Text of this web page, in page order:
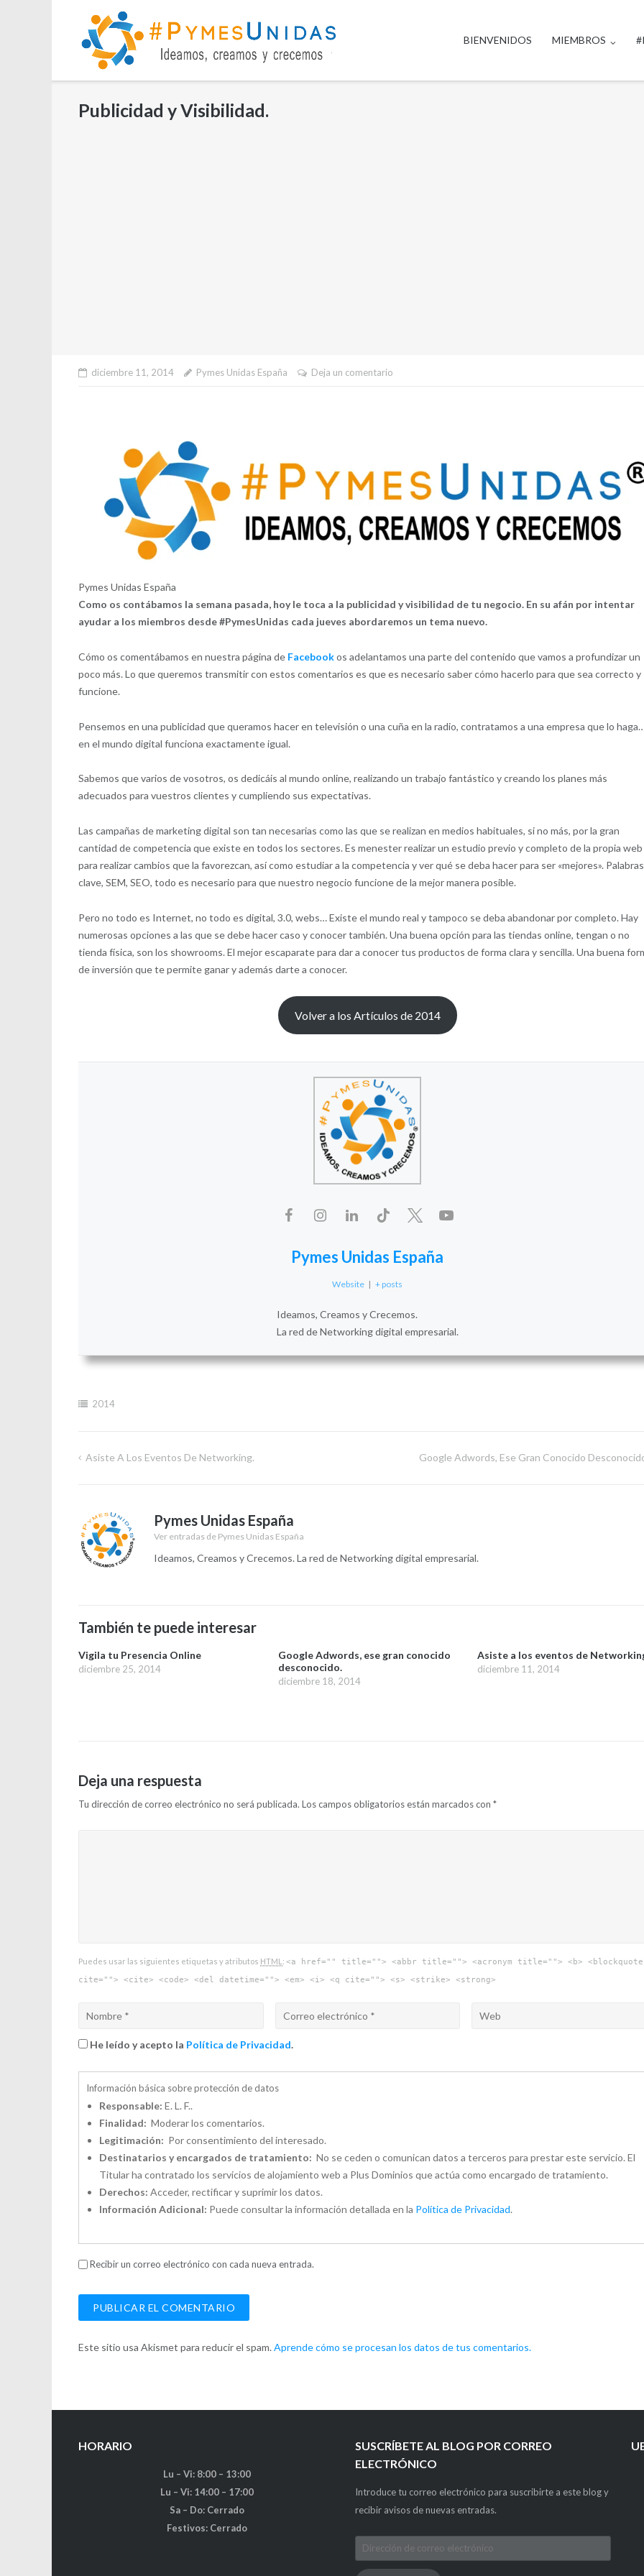
contenido
BIENVENIDOS MIEMBROS
Publicidad y Visibilidad.
diciembre 11, 2014 Pymes Unidas España Deja un comentario
Pymes Unidas España
Como os contábamos la semana pasada, hoy le toca a la publicidad y visibilidad de tu negocio. En su afán por intentar
ayudar a los miembros desde #PymesUnidas cada jueves abordaremos un tema nuevo.
Cómo os comentábamos en nuestra página de Facebookos adelantamos una parte del contenido que vamos a profundizar un
poco más. Lo que queremos transmitir con estos comentarios es que es necesario saber cómo hacerlo para que sea correcto y
funcione.
Pensemos en una publicidad que queramos hacer en televisión o una cuña en la radio, contratamos a una empresa que lo
en el mundo digital funciona exactamente igual.
Sabemos que varios de vosotros, os dedicáis al mundo online, realizando un trabajo fantástico y creando los planes más
adecuados para vuestros clientes y cumpliendo sus expectativas.
Las campañas de marketing digital son tan necesarias como las que se realizan en medios habituales, si no más, por la gran
cantidad de competencia que existe en todos los sectores. Es menester realizar un estudio previo y completo de la propia web
para realizar cambios que la favorezcan, así como estudiar a la competencia y ver qué se deba hacer para ser «mejores». Palabras
clave, SEM, SEO, todo es necesario para que nuestro negocio funcione de la mejor manera posible.
Pero no todo es Internet, no todo es digital, 3.0, webs… Existe el mundo real y tampoco se deba abandonar por completo. Hay
numerosas opciones a las que se debe hacer caso y conocer también. Una buena opción para las tiendas online, tengan o no
tienda física, son los showrooms. El mejor escaparate para dar a conocer tus productos de forma clara y sencilla. Una buena
de inversión que te permite ganar y además darte a conocer.
Volver a los Artículos de 2014
Pymes Unidas España
Website | + posts
Ideamos, Creamos y Crecemos.
La red de Networking digital empresarial.
2014
Navegación
entradas
Asiste A Los Eventos De Networking. Google Adwords, Ese Gran Conocido
Pymes Unidas España
Ver entradas de Pymes Unidas España
Ideamos, Creamos y Crecemos. La red de Networking digital empresarial.
También te puede interesar
Vigila tu Presencia Online
diciembre 25, 2014
Google Adwords, ese gran conocido
desconocido.
diciembre 18, 2014
Asiste a los eventos de
diciembre 11, 2014
Deja una respuesta
Tu dirección de correo electrónico no será publicada. Los campos obligatorios están marcados con*
Puedes usar las siguientes etiquetas y atributos HTML :<a href="" title=""> <abbr title=""> <acronym title=""> <b> <blockquote
cite=""> <cite> <code> <del datetime=""> <em> <i> <q cite=""> <s> <strike> <strong>
He leído y acepto la Política de Privacidad.
Información básica sobre protección de datos
Responsable: E. L. F..
Finalidad: Moderar los comentarios.
Legitimación: Por consentimiento del interesado.
Destinatarios y encargados de tratamiento: No se ceden o comunican datos a terceros para prestar este servicio. El
Titular ha contratado los servicios de alojamiento web a Plus Dominios que actúa como encargado de tratamiento.
Derechos: Acceder, rectificar y suprimir los datos.
Información Adicional: Puede consultar la información detallada en la Política de Privacidad.
Recibir un correo electrónico con cada nueva entrada.
Este sitio usa Akismet para reducir el spam.Aprende cómo se procesan los datos de tus comentarios.
HORARIO
Lu – Vi: 8:00 – 13:00
Lu – Vi: 14:00 – 17:00
Sa – Do: Cerrado
Festivos: Cerrado
SUSCRÍBETE AL BLOG POR CORREO
ELECTRÓNICO
Introduce tu correo electrónico para suscribirte a este blog y
recibir avisos de nuevas entradas.
Dirección
de